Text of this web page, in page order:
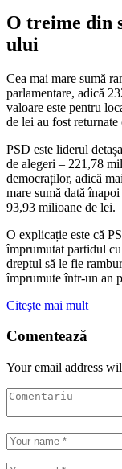
O treime din
ului
Cea mai mare sumă
parlamentare, adică
valoare este pentru
de lei au fost
PSD este liderul
de alegeri – 221,78
democraților, adică
mare sumă dată
93,93 milioane de lei.
O explicație este că
împrumutat partidul
dreptul să le fie
împrumute într-un an
Citeşte mai mult
Comentează
Your email address